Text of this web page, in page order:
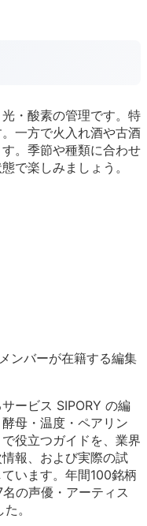
・酸素の管理です。特
一方で火入れ酒や古酒
。季節や種類に合わせ
で楽しみましょう。
ンバーが在籍する編集
ービス SIPORY の編
母・温度・ペアリン
役立つガイドを、業界
報、および実際の試
います。年間100銘柄
の声優・アーティス
。